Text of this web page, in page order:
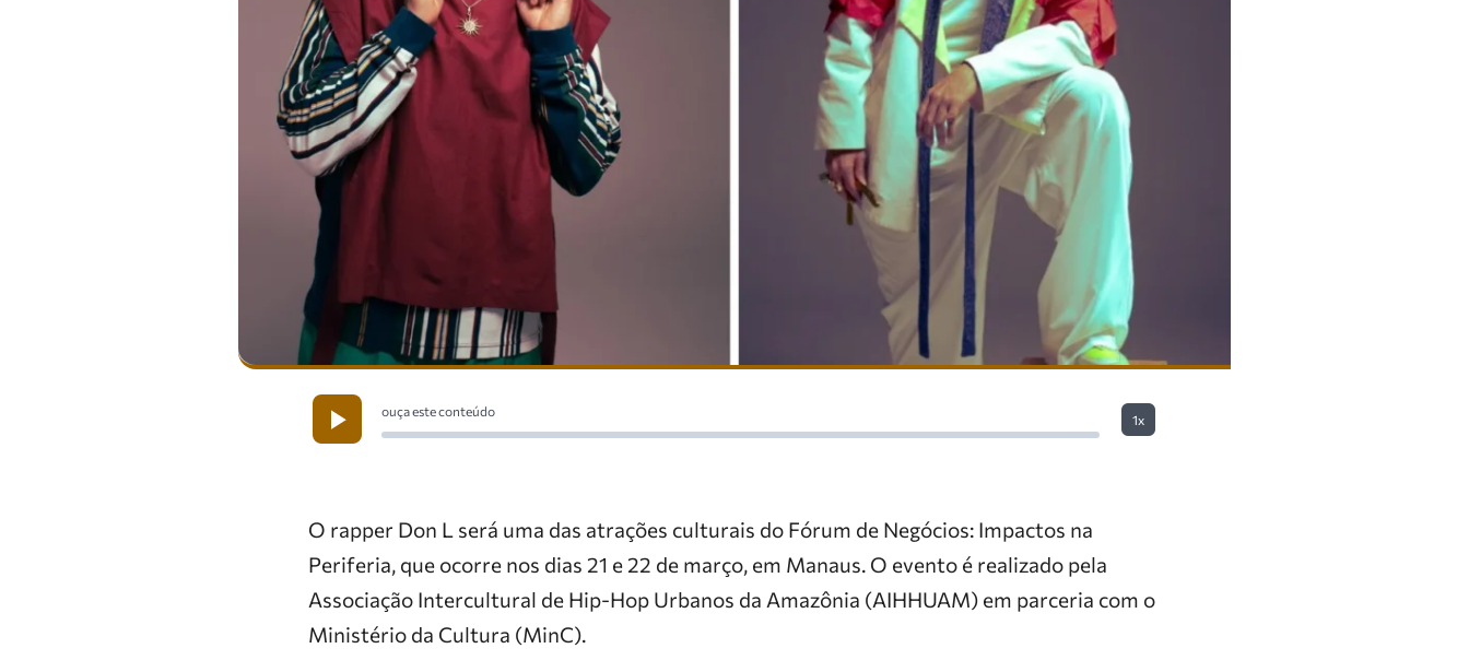
ouça este conteúdo
1x
O rapper Don L será uma das atrações culturais do Fórum de Negócios: Impactos na
Periferia, que ocorre nos dias 21 e 22 de março, em Manaus. O evento é realizado pela
Associação Intercultural de Hip-Hop Urbanos da Amazônia (AIHHUAM) em parceria com o
Ministério da Cultura (MinC).